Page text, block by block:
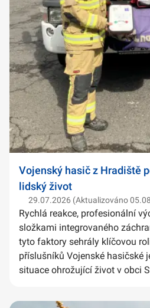
Vojenský hasič z Hradiště
lidský život
29.07.2026 (Aktualizováno
Rychlá reakce, profesionální
složkami integrovaného
tyto faktory sehrály klíčovou
příslušníků Vojenské hasičské
situace ohrožující život v obci